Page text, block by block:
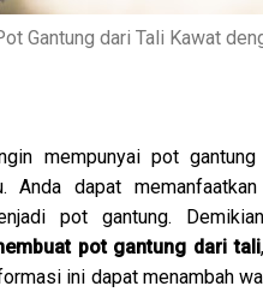
Gantung dari Tali Kawat
mempunyai pot
Anda dapat
pot gantung.
pot gantung dari tali
ini dapat menambah